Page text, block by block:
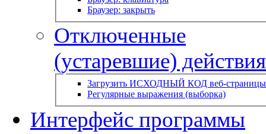
Браузер: закрыть
Отключенные
(устаревшие) действия
Загрузить ИСХОДНЫЙ КОД веб-страницы
Регулярные выражения (выборка)
Интерфейс программы